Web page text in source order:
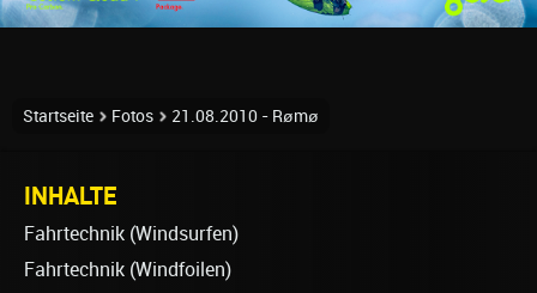
Startseite Fotos 21.08.2010 - Rømø
INHALTE
Fahrtechnik (Windsurfen)
Fahrtechnik (Windfoilen)